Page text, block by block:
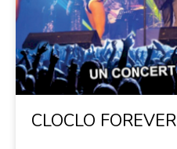
CLOCLO FOREVER